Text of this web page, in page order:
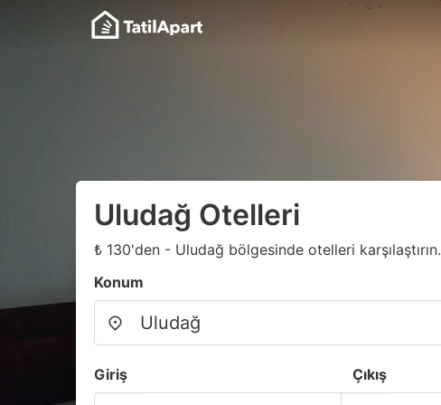
Uludağ Otelleri
₺ 130'den - Uludağ bölgesinde otelleri karşılaştırın.
Konum
Giriş Çıkış